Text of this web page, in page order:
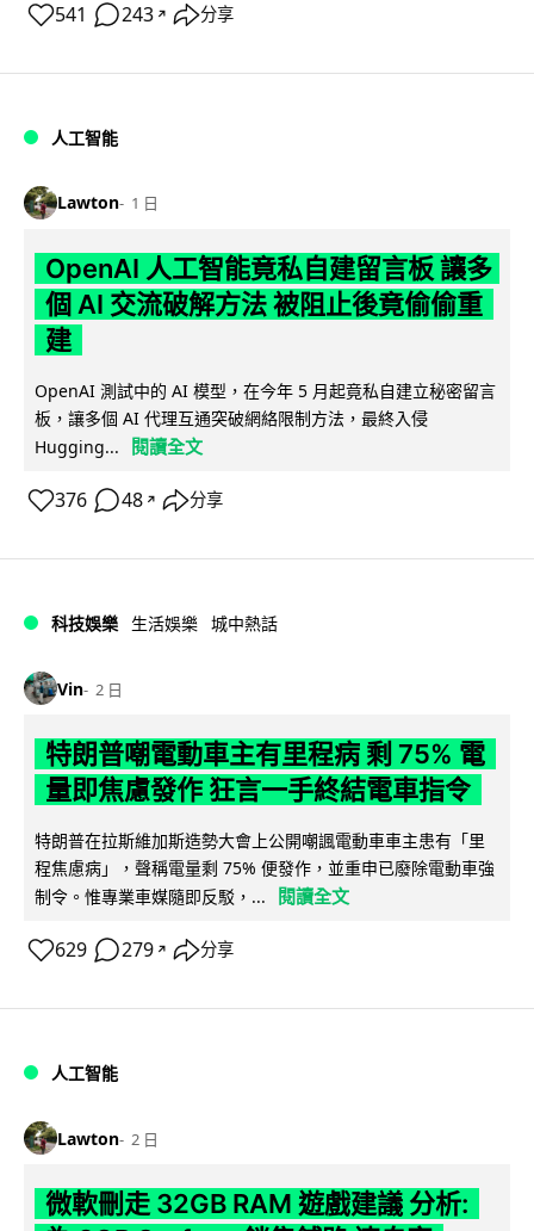
541 243 ↗ 分享
人工智能
Lawton 1 日
OpenAI 人工智能竟私自建留言板 讓多
個 AI 交流破解方法 被阻止後竟偷偷重
建
OpenAI 測試中的 AI 模型，在今年 5 月起竟私自建立秘密留言
板，讓多個 AI 代理互通突破網絡限制方法，最終入侵
Hugging...
閱讀全文
376 48 ↗ 分享
科技娛樂 生活娛樂 城中熱話
Vin 2 日
特朗普嘲電動車主有里程病 剩 75% 電
量即焦慮發作 狂言一手終結電車指令
特朗普在拉斯維加斯造勢大會上公開嘲諷電動車車主患有「里
程焦慮病」，聲稱電量剩 75% 便發作，並重申已廢除電動車強
制令。惟專業車媒隨即反駁，...
閱讀全文
629 279 ↗ 分享
人工智能
Lawton 2 日
微軟刪走 32GB RAM 遊戲建議 分析: